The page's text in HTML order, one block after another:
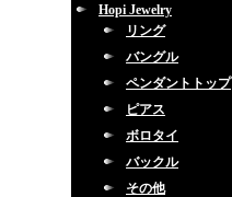
Hopi Jewelry
リング
バングル
ペンダントトップ
ピアス
ボロタイ
バックル
その他